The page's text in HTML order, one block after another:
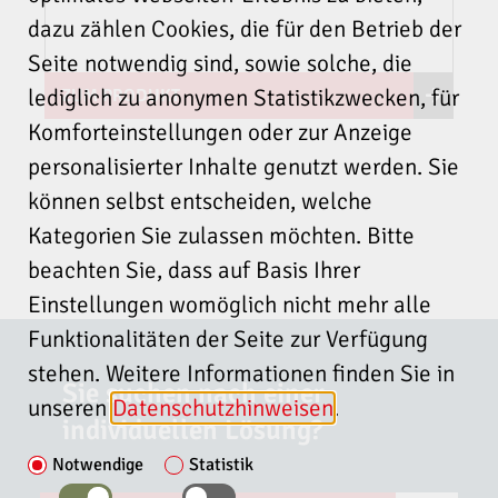
DIN EN 1643
DIN EN 12067-2
DIN EN 13611
ISO 23552-1
DIN EN 61508, parts 1, 2 and
3
DIN EN 50156-2
DIN EN 50156-1, clause
10.5.5.
EU-Konformitätserklärung
2014/35/EU
(Niederspannungsrichtlinie)
2014/30/EU (EMV-
Richtlinie)
2014/68/EU
(Druckgeräterichtlinie Kat. 4
(EU) 2016/426
(Gasgeräteverordnung GAR)
Brennstoff ÖL
z.B. FA1, Siemens (L&G) LAL and LOK, Siemens
(L&G) LAE1
BC43x Ersatz von Feuerungsautomaten Zweistoff-
Anwendung
z.B. FA1, Siemens (L&G) LEC1, Honeywell 7800,
Siemens LGK16
ZUM PRODUKT
Sie suchen nach einer
individuellen Lösung?
dazu zählen Cookies, die für den Betrieb der
Seite notwendig sind, sowie solche, die
lediglich zu anonymen Statistikzwecken, für
Komforteinstellungen oder zur Anzeige
personalisierter Inhalte genutzt werden. Sie
können selbst entscheiden, welche
Kategorien Sie zulassen möchten. Bitte
beachten Sie, dass auf Basis Ihrer
Einstellungen womöglich nicht mehr alle
Funktionalitäten der Seite zur Verfügung
stehen. Weitere Informationen finden Sie in
unseren Datenschutzhinweisen.
Notwendige Statistik